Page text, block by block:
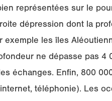
représentées sur le
dépression dont la
exemple les îles
ne dépasse pas 4
échanges. Enfin, 800
téléphonie). Les